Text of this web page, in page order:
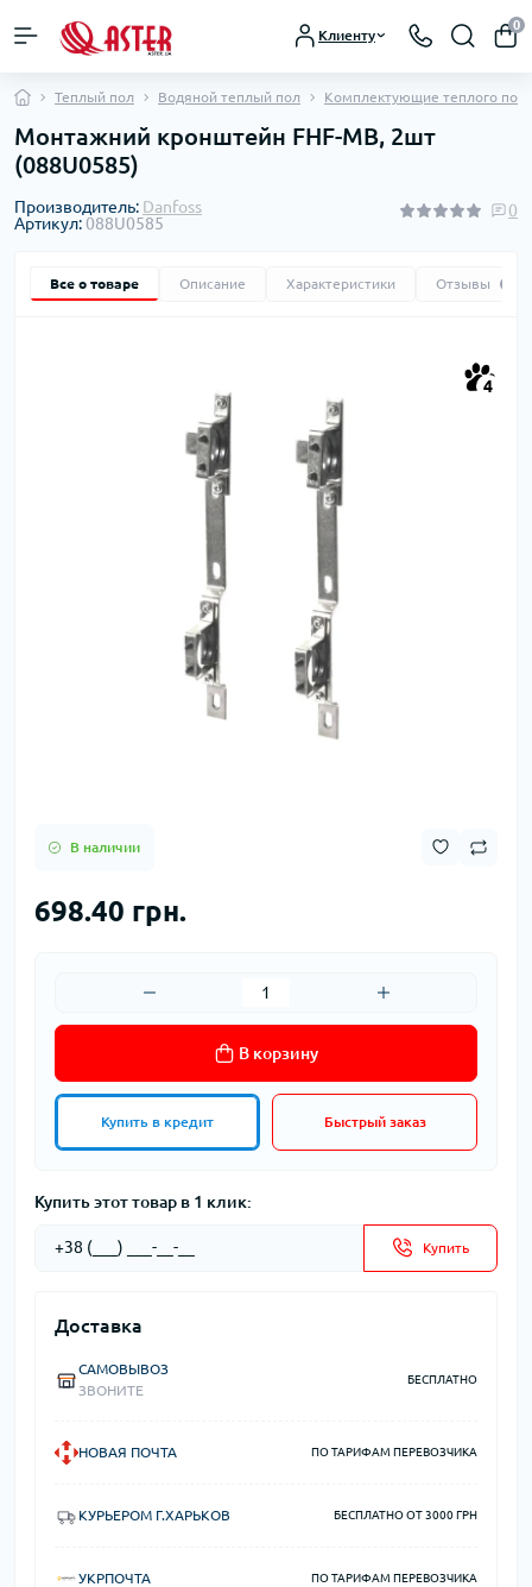
Клиенту
0
Теплый пол Водяной теплый пол Комплектующие теплого пола
Монтажний кронштейн FHF-MB, 2шт
(088U0585)
Производитель: Danfoss
Артикул:088U0585
0
Все о товаре Описание Характеристики Отзывы
4
В наличии
698.40 грн.
В корзину
Купить в кредит Быстрый заказ
Купить этот товар в 1 клик:
Купить
Доставка
САМОВЫВОЗ
ЗВОНИТЕ
БЕСПЛАТНО
НОВАЯ ПОЧТА ПО ТАРИФАМ ПЕРЕВОЗЧИКА
КУРЬЕРОМ Г.ХАРЬКОВ БЕСПЛАТНО ОТ 3000 ГРН
УКРПОЧТА ПО ТАРИФАМ ПЕРЕВОЗЧИКА